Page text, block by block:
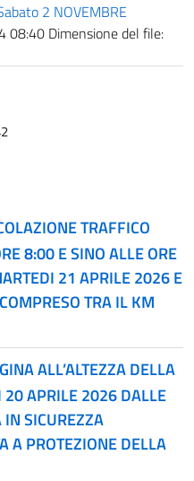
2 NOVEMBRE
08:40 Dimensione del file:
TRAFFICO
8:00 E SINO ALLE ORE
21 APRILE 2026 E
TRA IL KM
ALL’ALTEZZA DELLA
20 APRILE 2026 DALLE
SICUREZZA
A PROTEZIONE DELLA